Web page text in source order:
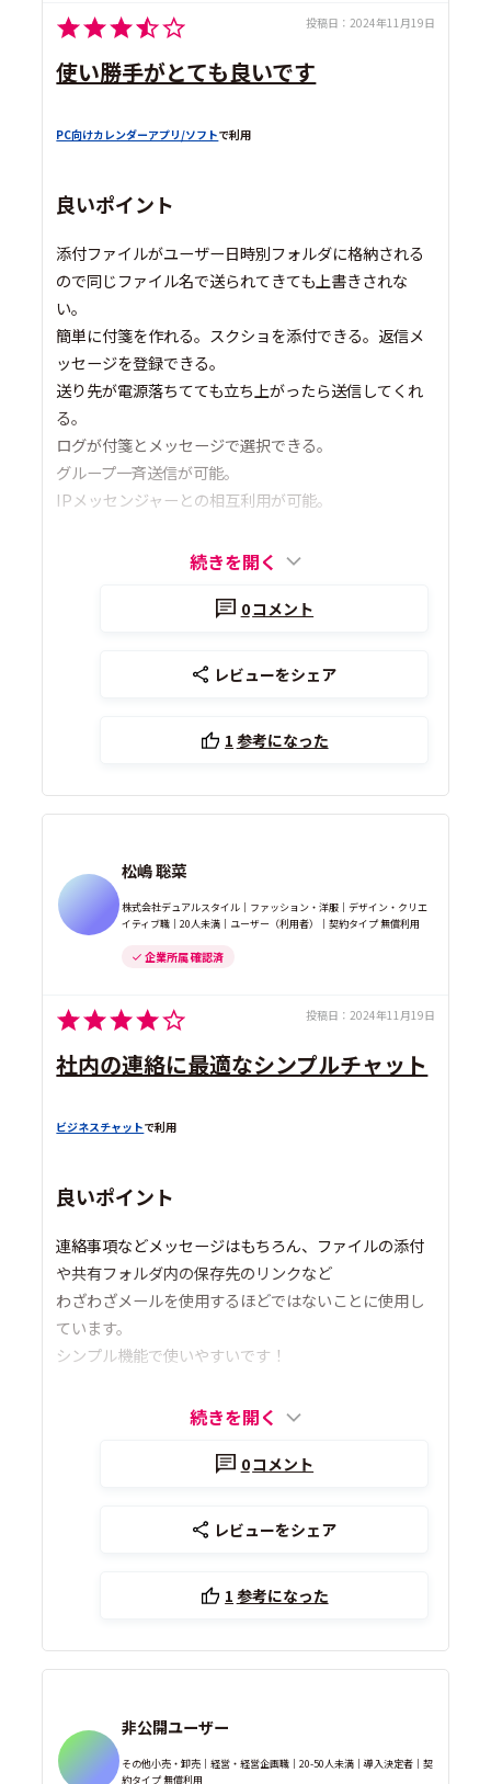
投稿日： 2024年11月19日
使い勝手がとても良いです
PC向けカレンダーアプリ/ソフトで利用
良いポイント
添付ファイルがユーザー日時別フォルダに格納される
ので同じファイル名で送られてきても上書きされな
い。
簡単に付箋を作れる。スクショを添付できる。返信メ
ッセージを登録できる。
送り先が電源落ちてても立ち上がったら送信してくれ
る。
ログが付箋とメッセージで選択できる。
グループ一斉送信が可能。
IPメッセンジャーとの相互利用が可能。
続きを開く
0コメント
レビューをシェア
1 参考になった
松嶋 聡菜
株式会社デュアルスタイル｜ファッション・洋服｜デザイン・クリエ
イティブ職｜20人未満｜ユーザー（利用者）｜契約タイプ 無償利用
企業所属 確認済
投稿日： 2024年11月19日
社内の連絡に最適なシンプルチャット
ビジネスチャットで利用
良いポイント
連絡事項などメッセージはもちろん、ファイルの添付
や共有フォルダ内の保存先のリンクなど
わざわざメールを使用するほどではないことに使用し
ています。
シンプル機能で使いやすいです！
続きを開く
0コメント
レビューをシェア
1 参考になった
非公開ユーザー
その他小売・卸売｜経営・経営企画職｜20-50人未満｜導入決定者｜契
約タイプ 無償利用